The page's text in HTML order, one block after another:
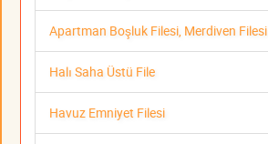
Apartman Boşluk Filesi, Merdiven Filesi
Halı Saha Üstü File
Havuz Emniyet Filesi